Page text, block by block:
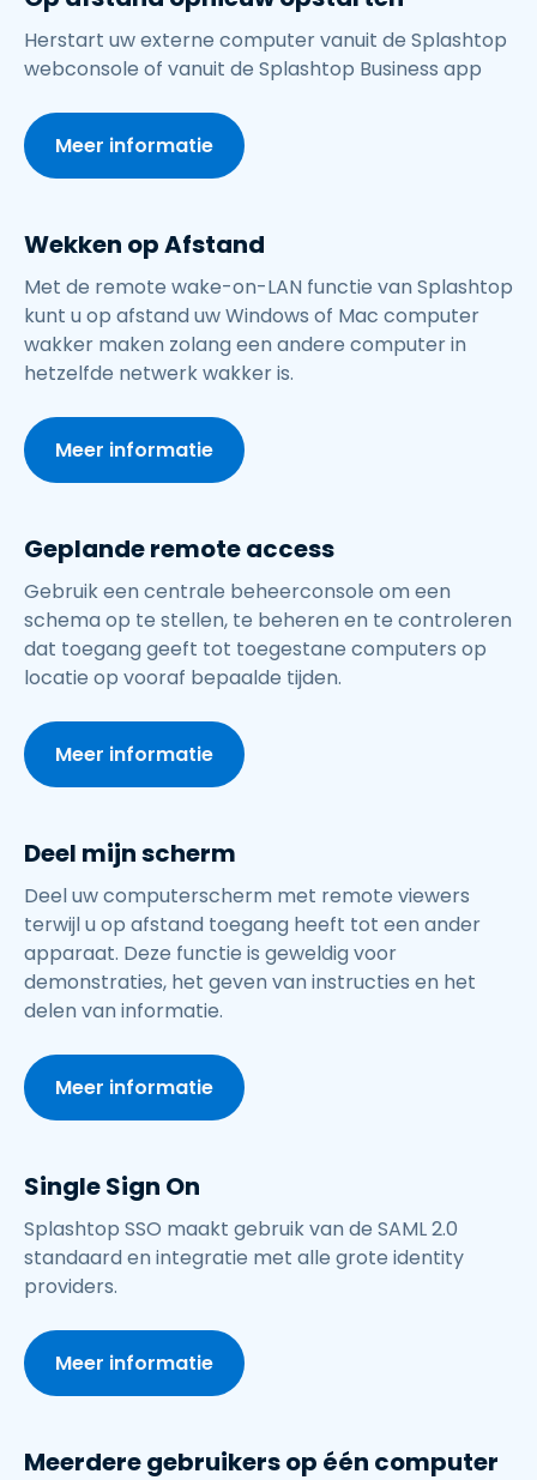
Herstart uw externe computer vanuit de Splashtop
webconsole of vanuit de Splashtop Business app
Meer informatie
Wekken op Afstand
Met de remote wake-on-LAN functie van Splashtop
kunt u op afstand uw Windows of Mac computer
wakker maken zolang een andere computer in
hetzelfde netwerk wakker is.
Meer informatie
Geplande remote access
Gebruik een centrale beheerconsole om een
schema op te stellen, te beheren en te controleren
dat toegang geeft tot toegestane computers op
locatie op vooraf bepaalde tijden.
Meer informatie
Deel mijn scherm
Deel uw computerscherm met remote viewers
terwijl u op afstand toegang heeft tot een ander
apparaat. Deze functie is geweldig voor
demonstraties, het geven van instructies en het
delen van informatie.
Meer informatie
Single Sign On
Splashtop SSO maakt gebruik van de SAML 2.0
standaard en integratie met alle grote identity
providers.
Meer informatie
Meerdere gebruikers op één computer